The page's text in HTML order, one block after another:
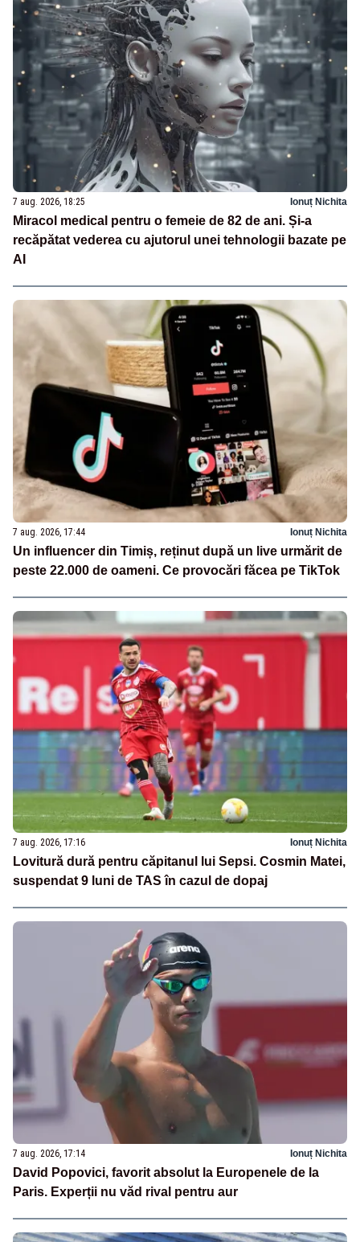
7 aug. 2026, 18:25 Ionuț Nichita
Miracol medical pentru o femeie de 82 de ani. Și-a
recăpătat vederea cu ajutorul unei tehnologii bazate pe
AI
7 aug. 2026, 17:44 Ionuț Nichita
Un influencer din Timiș, reținut după un live urmărit de
peste 22.000 de oameni. Ce provocări făcea pe TikTok
7 aug. 2026, 17:16 Ionuț Nichita
Lovitură dură pentru căpitanul lui Sepsi. Cosmin Matei,
suspendat 9 luni de TAS în cazul de dopaj
7 aug. 2026, 17:14 Ionuț Nichita
David Popovici, favorit absolut la Europenele de la
Paris. Experții nu văd rival pentru aur